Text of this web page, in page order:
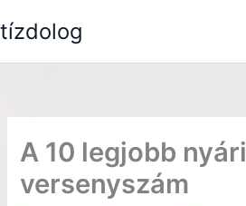
to
tízdolog
A 10 legjobb nyári
versenyszám